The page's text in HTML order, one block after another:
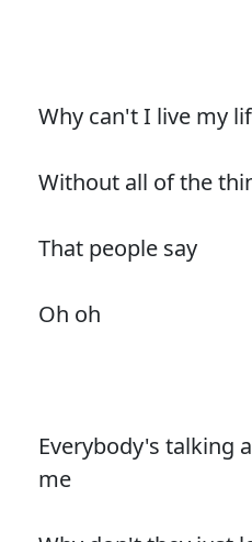
Why can't I live my
Without all of the
That people say
Oh oh
Everybody's talking
me